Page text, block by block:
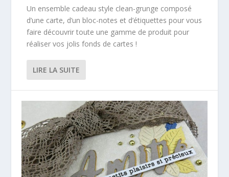
Un ensemble cadeau style clean-grunge composé
d’une carte, d’un bloc-notes et d’étiquettes pour vous
faire découvrir toute une gamme de produit pour
réaliser vos jolis fonds de cartes !
LIRE LA SUITE